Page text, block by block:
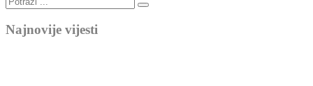
Najnovije vijesti